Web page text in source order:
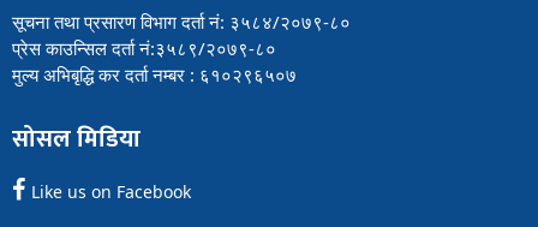
सूचना तथा प्रसारण विभाग दर्ता नं: ३५८४/२०७९-८०
प्रेस काउन्सिल दर्ता नं:३५८९/२०७९-८०
मुल्य अभिबृद्धि कर दर्ता नम्बर : ६१०२९६५०७
सोसल मिडिया
Like us on Facebook